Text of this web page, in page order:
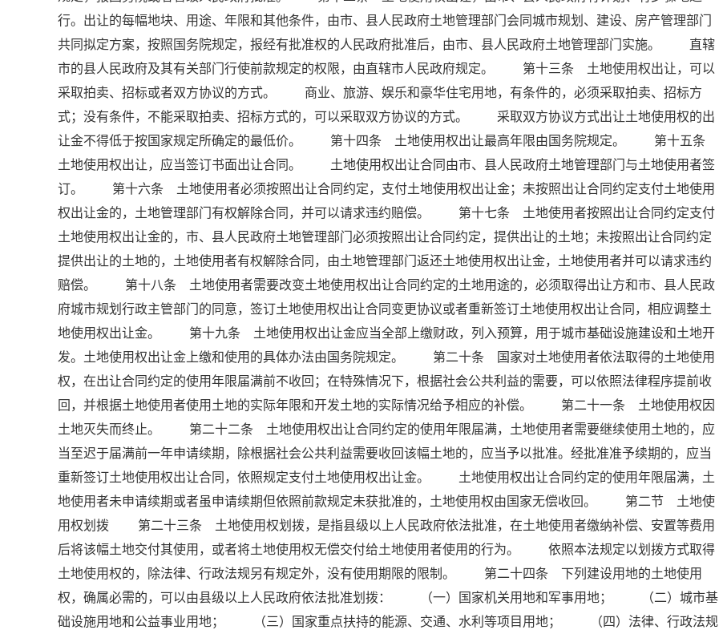
行。出让的每幅地块、用途、年限和其他条件，由市、县人民政府土地管理部门会同城市规划、建设、房产管理部门
共同拟定方案，按照国务院规定，报经有批准权的人民政府批准后，由市、县人民政府土地管理部门实施。 直辖
市的县人民政府及其有关部门行使前款规定的权限，由直辖市人民政府规定。 第十三条 土地使用权出让，可以
采取拍卖、招标或者双方协议的方式。 商业、旅游、娱乐和豪华住宅用地，有条件的，必须采取拍卖、招标方
式；没有条件，不能采取拍卖、招标方式的，可以采取双方协议的方式。 采取双方协议方式出让土地使用权的出
让金不得低于按国家规定所确定的最低价。 第十四条 土地使用权出让最高年限由国务院规定。 第十五条
土地使用权出让，应当签订书面出让合同。 土地使用权出让合同由市、县人民政府土地管理部门与土地使用者签
订。 第十六条 土地使用者必须按照出让合同约定，支付土地使用权出让金；未按照出让合同约定支付土地使用
权出让金的，土地管理部门有权解除合同，并可以请求违约赔偿。 第十七条 土地使用者按照出让合同约定支付
土地使用权出让金的，市、县人民政府土地管理部门必须按照出让合同约定，提供出让的土地；未按照出让合同约定
提供出让的土地的，土地使用者有权解除合同，由土地管理部门返还土地使用权出让金，土地使用者并可以请求违约
赔偿。 第十八条 土地使用者需要改变土地使用权出让合同约定的土地用途的，必须取得出让方和市、县人民政
府城市规划行政主管部门的同意，签订土地使用权出让合同变更协议或者重新签订土地使用权出让合同，相应调整土
地使用权出让金。 第十九条 土地使用权出让金应当全部上缴财政，列入预算，用于城市基础设施建设和土地开
发。土地使用权出让金上缴和使用的具体办法由国务院规定。 第二十条 国家对土地使用者依法取得的土地使用
权，在出让合同约定的使用年限届满前不收回；在特殊情况下，根据社会公共利益的需要，可以依照法律程序提前收
回，并根据土地使用者使用土地的实际年限和开发土地的实际情况给予相应的补偿。 第二十一条 土地使用权因
土地灭失而终止。 第二十二条 土地使用权出让合同约定的使用年限届满，土地使用者需要继续使用土地的，应
当至迟于届满前一年申请续期，除根据社会公共利益需要收回该幅土地的，应当予以批准。经批准准予续期的，应当
重新签订土地使用权出让合同，依照规定支付土地使用权出让金。 土地使用权出让合同约定的使用年限届满，土
地使用者未申请续期或者虽申请续期但依照前款规定未获批准的，土地使用权由国家无偿收回。 第二节 土地使
用权划拨 第二十三条 土地使用权划拨，是指县级以上人民政府依法批准，在土地使用者缴纳补偿、安置等费用
后将该幅土地交付其使用，或者将土地使用权无偿交付给土地使用者使用的行为。 依照本法规定以划拨方式取得
土地使用权的，除法律、行政法规另有规定外，没有使用期限的限制。 第二十四条 下列建设用地的土地使用
权，确属必需的，可以由县级以上人民政府依法批准划拨： （一）国家机关用地和军事用地； （二）城市基
础设施用地和公益事业用地； （三）国家重点扶持的能源、交通、水利等项目用地； （四）法律、行政法规